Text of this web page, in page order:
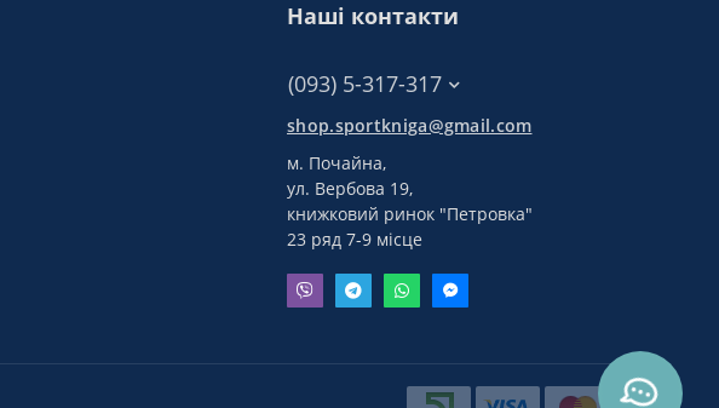
Наші контакти
(093) 5-317-317
shop.sportkniga@gmail.com
м. Почайна,
ул. Вербова 19,
книжковий ринок "Петровка"
23 ряд 7-9 місце